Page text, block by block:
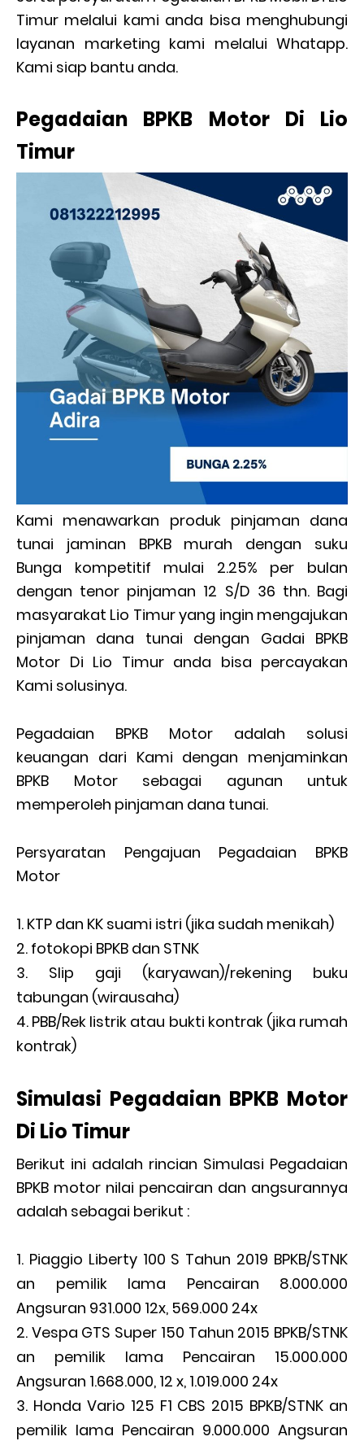
Timur melalui kami anda bisa menghubungi
layanan marketing kami melalui Whatapp.
Kami siap bantu anda.
Pegadaian BPKB Motor Di Lio
Timur
Kami menawarkan produk pinjaman dana
tunai jaminan BPKB murah dengan suku
Bunga kompetitif mulai 2.25% per bulan
dengan tenor pinjaman 12 S/D 36 thn. Bagi
masyarakat Lio Timur yang ingin mengajukan
pinjaman dana tunai dengan Gadai BPKB
Motor Di Lio Timur anda bisa percayakan
Kami solusinya.
Pegadaian BPKB Motor adalah solusi
keuangan dari Kami dengan menjaminkan
BPKB Motor sebagai agunan untuk
memperoleh pinjaman dana tunai.
Persyaratan Pengajuan Pegadaian BPKB
Motor
KTP dan KK suami istri (jika sudah menikah)
fotokopi BPKB dan STNK
Slip gaji (karyawan)/rekening buku
tabungan (wirausaha)
PBB/Rek listrik atau bukti kontrak (jika rumah
kontrak)
Simulasi Pegadaian BPKB Motor
Di Lio Timur
Berikut ini adalah rincian Simulasi Pegadaian
BPKB motor nilai pencairan dan angsurannya
adalah sebagai berikut :
Piaggio Liberty 100 S Tahun 2019 BPKB/STNK
an pemilik lama Pencairan 8.000.000
Angsuran 931.000 12x, 569.000 24x
Vespa GTS Super 150 Tahun 2015 BPKB/STNK
an pemilik lama Pencairan 15.000.000
Angsuran 1.668.000, 12 x, 1.019.000 24x
Honda Vario 125 F1 CBS 2015 BPKB/STNK an
pemilik lama Pencairan 9.000.000 Angsuran